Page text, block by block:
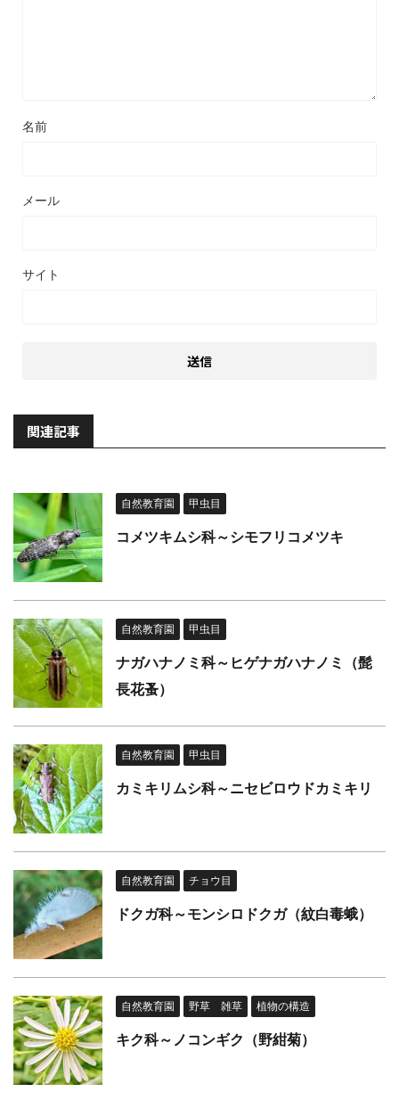
名前
メール
サイト
関連記事
自然教育園 甲虫目
コメツキムシ科～シモフリコメツキ
自然教育園 甲虫目
ナガハナノミ科～ヒゲナガハナノミ（髭
長花蚤）
自然教育園 甲虫目
カミキリムシ科～ニセビロウドカミキリ
自然教育園 チョウ目
ドクガ科～モンシロドクガ（紋白毒蛾）
自然教育園 野草 雑草 植物の構造
キク科～ノコンギク（野紺菊）